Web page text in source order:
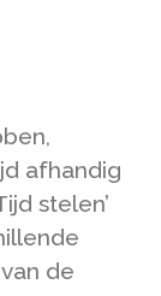
afhandig
stelen’
de